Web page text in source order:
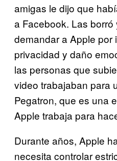
amigas le dijo que
a Facebook. Las
demandar a Apple por
privacidad y daño
las personas que
video trabajaban para
Pegatron, que es una
Apple trabaja para
Durante años, Apple
necesita controlar